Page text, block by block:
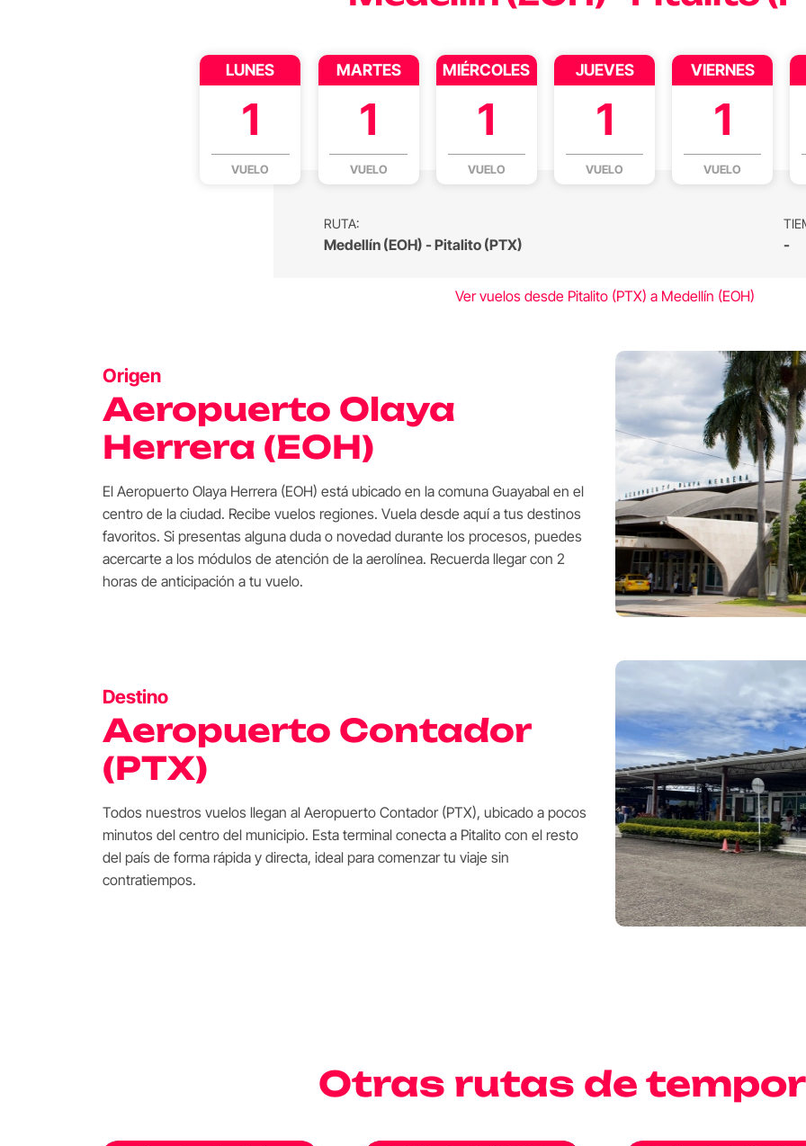
LUNES
1
VUELO
MARTES
1
VUELO
MIÉRCOLES
1
VUELO
JUEVES
1
VUELO
VIERNES
1
VUELO
RUTA:
Medellín (EOH) - Pitalito (PTX) -
Ver vuelos desde Pitalito (PTX) a Medellín (EOH)
Origen
Aeropuerto Olaya
Herrera (EOH)
El Aeropuerto Olaya Herrera (EOH) está ubicado en la comuna Guayabal en el
centro de la ciudad. Recibe vuelos regiones. Vuela desde aquí a tus destinos
favoritos. Si presentas alguna duda o novedad durante los procesos, puedes
acercarte a los módulos de atención de la aerolínea. Recuerda llegar con 2
horas de anticipación a tu vuelo.
Destino
Aeropuerto Contador
(PTX)
Todos nuestros vuelos llegan al Aeropuerto Contador (PTX), ubicado a pocos
minutos del centro del municipio. Esta terminal conecta a Pitalito con el resto
del país de forma rápida y directa, ideal para comenzar tu viaje sin
contratiempos.
Otras rutas de